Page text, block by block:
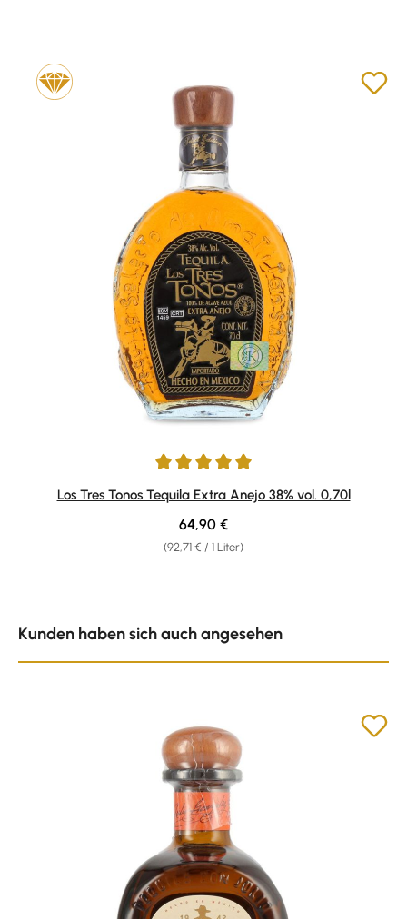
Durchschnittliche Bewertung von 5 von 5 Sternen
Los Tres Tonos Tequila Extra Anejo 38% vol. 0,70l
(92,71 € / 1 Liter)
Regulärer Preis:
64,90 €
Kunden haben sich auch angesehen